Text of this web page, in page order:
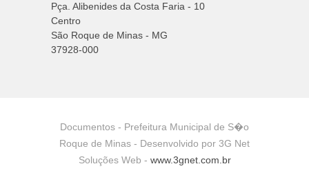
Pça. Alibenides da Costa Faria - 10
Centro
São Roque de Minas - MG
37928-000
Documentos - Prefeitura Municipal de S�o
Roque de Minas - Desenvolvido por 3G Net
Soluções Web - www.3gnet.com.br